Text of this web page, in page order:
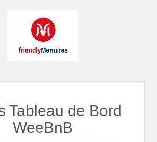
Tableau de Bord
WeeBnB